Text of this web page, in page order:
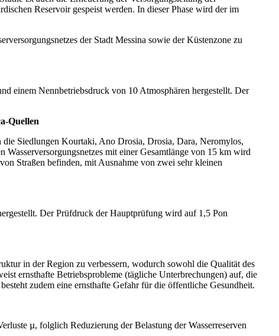
Reservoir gespeist werden. In dieser Phase wird der im
der Stadt Messina sowie der Küstenzone zu
einem Nennbetriebsdruck von 10 Atmosphären hergestellt. Der
Quellen
die Siedlungen Kourtaki, Ano Drosia, Drosia, Dara, Neromylos,
mit einer Gesamtlänge von 15 km wird
Straßen befinden, mit Ausnahme von zwei sehr kleinen
Der Prüfdruck der Hauptprüfung wird auf 1,5 Pon
in der Region zu verbessern, wodurch sowohl die Qualität des
ernsthafte Betriebsprobleme (tägliche Unterbrechungen) auf, die
zudem eine ernsthafte Gefahr für die öffentliche Gesundheit.
µ, folglich Reduzierung der Belastung der Wasserreserven